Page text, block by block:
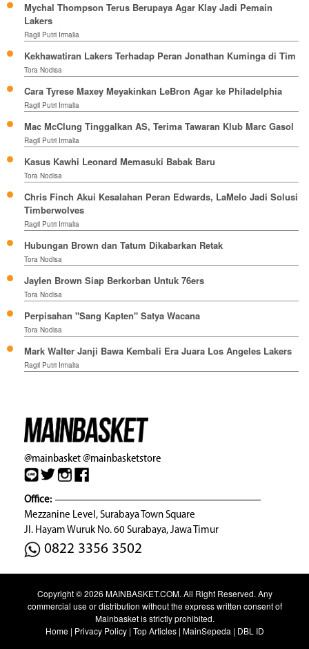
Mychal Thompson Terus Berupaya Agar Klay Jadi Pemain
Lakers
Ragil Putri Irmalia
Kekhawatiran Lakers Terhadap Peran Jonathan Kuminga di Tim
Tora Nodisa
Cara Tyrese Maxey Meyakinkan LeBron Agar ke Philadelphia
Ragil Putri Irmalia
Mac McClung Tinggalkan AS, Terima Tawaran Klub Marc Gasol
Ragil Putri Irmalia
Kasus Kawhi Leonard Memasuki Babak Baru
Tora Nodisa
Chris Finch Akui Kesalahan Peran Edwards, LaMelo Jadi Solusi
Timberwolves
Ragil Putri Irmalia
Hubungan Brown dan Tatum Dikabarkan Retak
Tora Nodisa
Jaylen Brown Siap Berkorban Untuk 76ers
Tora Nodisa
Perpisahan "Sang Kapten" Satya Wacana
Tora Nodisa
Mark Walter Janji Bawa Kembali Era Juara Los Angeles Lakers
Ragil Putri Irmalia
@mainbasket@mainbasketstore
Office:
Mezzanine Level, Surabaya Town Square
Jl. Hayam Wuruk No. 60 Surabaya, Jawa Timur
0822 3356 3502
Copyright © 2026 MAINBASKET.COM. All Right Reserved. Any
commercial use or distribution without the express written consent of
Mainbasket is strictly prohibited.
Home| Privacy Policy| Top Articles| MainSepeda | DBL ID